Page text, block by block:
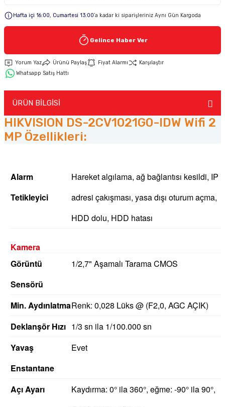
Keypad-Tuş Takımı Ürünler
Hafta içi 16:00, Cumartesi 13:00’a kadar ki siparişleriniz Aynı Gün Kargoda
Gelince Haber Ver
Yorum Yaz Ürünü Paylaş Fiyat Alarmı
Karşılaştır
Whatsapp Satış Hattı
ÜRÜN BİLGİSİ
HIKVISION DS-2CV1021G0-IDW Wifi 2
MP Özellikleri:
Alarm
Tetikleyici
Hareket algılama, ağ bağlantısı kesildi, IP
adresi çakışması, yasa dışı oturum açma,
HDD dolu, HDD hatası
Kamera
Görüntü
Sensörü
1/2,7" Aşamalı Tarama CMOS
Min. AydınlatmaRenk: 0,028 Lüks @ (F2,0, AGC AÇIK)
Deklanşör Hızı 1/3 sn ila 1/100.000 sn
Yavaş
Enstantane
Evet
Açı Ayarı
Kaydırma: 0° ila 360°, eğme: -90° ila 90°,